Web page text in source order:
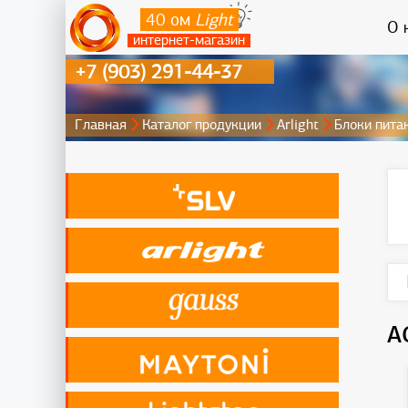
40 ом Light
интернет-магазин
О
+7 (903) 291-44-37
Главная Каталог продукции Arlight Блоки